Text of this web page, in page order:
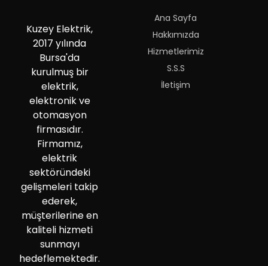
Kuzey Elektrik,
2017 yılında
Bursa'da
kurulmuş bir
elektrik,
elektronik ve
otomasyon
firmasıdır.
Firmamız,
elektrik
sektöründeki
gelişmeleri takip
ederek,
müşterilerine en
kaliteli hizmeti
sunmayı
hedeflemektedir.
Ana Sayfa
Hakkımızda
Hizmetlerimiz
S.S.S
İletişim